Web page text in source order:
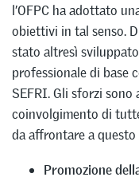
l’OFPC ha adottato
obiettivi in tal senso.
stato altresì
professionale di base
SEFRI. Gli sforzi
coinvolgimento di
da affrontare a
Promozione